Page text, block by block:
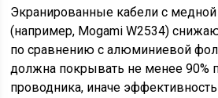
Экранированные кабели с медной
(например, Mogami W2534)
по сравнению с алюминиевой
должна покрывать не менее 90%
проводника, иначе